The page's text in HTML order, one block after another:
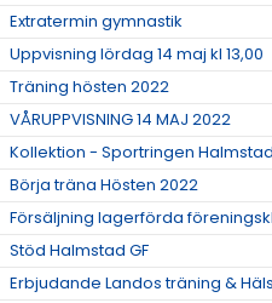
Extratermin gymnastik
Uppvisning lördag 14 maj kl 13,00
Träning hösten 2022
VÅRUPPVISNING 14 MAJ 2022
Kollektion - Sportringen Halmstad
Börja träna Hösten 2022
Försäljning lagerförda
Stöd Halmstad GF
Erbjudande Landos träning &